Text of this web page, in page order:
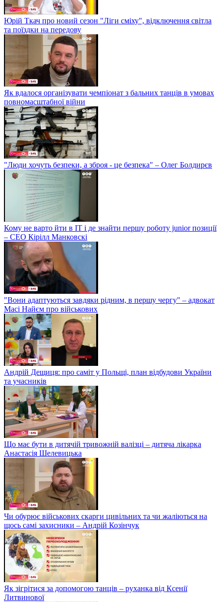
Юрій Ткач про новий сезон "Ліги сміху", відключення світла
та поїздки на передову
Як вдалося організувати чемпіонат з бальних танців в умовах
повномасштабної війни
"Люди хочуть безпеки, а зброя - це безпека" – Олег Болдирєв
Кому не варто йти в IT і де знайти першу роботу junior позиції
– СЕО Кірілл Манковскі
"Вони адаптуються завдяки рідним, в першу чергу" – адвокат
Масі Найєм про військових
Андрій Дещиця: про саміт у Польщі, план відбудови України
та учасників
Що має бути в дитячій тривожній валізці – дитяча лікарка
Анастасія Шелевицька
Чи обурює військових скарги цивільних та чи жаліються на
щось самі захисники – Андрій Козінчук
Як зігрітися за допомогою танців – руханка від Ксенії
Литвинової